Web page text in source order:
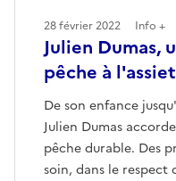
Julien Dumas,
pêche à
De son enfance
Julien Dumas
pêche durable. Des
soin, dans le respect
28 février 2022 Info +